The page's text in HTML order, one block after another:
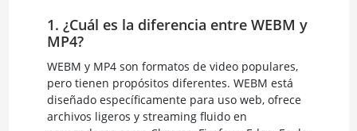
1. ¿Cuál es la diferencia entre WEBM y
MP4?
WEBM y MP4 son formatos de video populares,
pero tienen propósitos diferentes. WEBM está
diseñado específicamente para uso web, ofrece
archivos ligeros y streaming fluido en